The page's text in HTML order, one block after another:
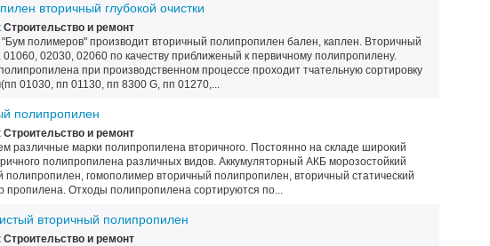
вторичный глубокой очистки
Строительство и ремонт
полимеров" производит вторичный полипропилен бален, каплен. Вторичный
02030, 02060 по качеству приближеный к первичному полипропилену.
при производственном процессе проходит тчательную сортировку
01030, пп 01130, пп 8300 G, пп 01270,...
полипропилен
Строительство и ремонт
различные марки полипропилена вторичного. Постоянно на складе широкий
полипропилена различных видов. Аккумуляторный АКБ морозостойкий
полипропилен, гомополимер вторичный полипропилен, вторичный статический
пропилена. Отходы полипропилена сортируются по...
вторичный полипропилен
Строительство и ремонт